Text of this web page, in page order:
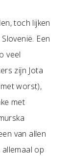
toch lijken
Een
veel
zijn Jota
worst),
met
van allen
op